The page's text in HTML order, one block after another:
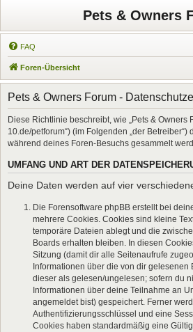
Pets & Owners
FAQ
Foren-Übersicht
Pets & Owners Forum -
Diese Richtlinie beschreibt, wie „Pets & Owners
10.de/petforum“) (im Folgenden „der Betreiber“)
während deines Foren-Besuchs gesammelt
UMFANG UND ART DER
Deine Daten werden auf vier
Die Forensoftware phpBB erstellt bei
mehrere Cookies. Cookies sind kleine
temporäre Dateien ablegt und die
Boards erhalten bleiben. In diesen
Sitzung (damit dir alle Seitenaufrufe
Informationen über die von dir gelesenen
dieser als gelesen/ungelesen; sofern du
Informationen über deine Teilnahme an
angemeldet bist) gespeichert. Ferner
Authentifizierungsschlüssel und eine
Cookies haben standardmäßig eine